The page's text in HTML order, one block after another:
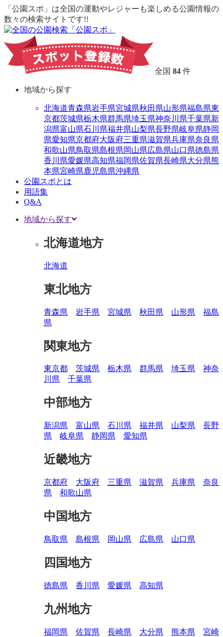
「公園スポ」は全国の運動やレジャーも楽しめる公園情報の
数々の検索サイトです!!
全国 84 件
地域から探す
北海道青森県岩手県宮城県秋田県山形県福島県東
京都茨城県栃木県群馬県埼玉県神奈川県千葉県新
潟県富山県石川県福井県山梨県長野県岐阜県静岡
県愛知県京都府大阪府三重県滋賀県兵庫県奈良県
和歌山県鳥取県島根県岡山県広島県山口県徳島県
香川県愛媛県高知県福岡県佐賀県長崎県大分県熊
本県宮崎県鹿児島県沖縄県
公園スポとは
用語集
Q&A
地域から探す
北海道地方
北海道
東北地方
青森県 岩手県 宮城県 秋田県 山形県
福島
県
関東地方
東京都 茨城県 栃木県 群馬県 埼玉県
神奈
川県
千葉県
中部地方
新潟県 富山県 石川県 福井県 山梨県
長野
県
岐阜県 静岡県 愛知県
近畿地方
京都府 大阪府 三重県 滋賀県 兵庫県
奈良
県
和歌山県
中国地方
鳥取県 島根県 岡山県 広島県 山口県
四国地方
徳島県 香川県 愛媛県 高知県
九州地方
福岡県 佐賀県 長崎県 大分県 熊本県
宮崎